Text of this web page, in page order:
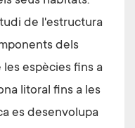
de l'estructura
dels
espècies fins a
litoral fins a les
es desenvolupa